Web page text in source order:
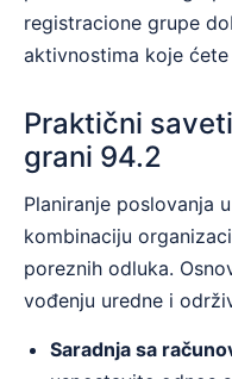
registracione grupe
aktivnostima koje
Praktični
grani 94.2
Planiranje poslovanja
kombinaciju
poreznih odluka.
vođenju uredne i
Saradnja sa